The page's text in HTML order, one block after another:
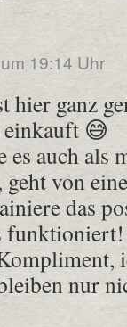
19:14 Uhr
hier ganz
😅
es auch als
geht von
das
funktioniert!
nur